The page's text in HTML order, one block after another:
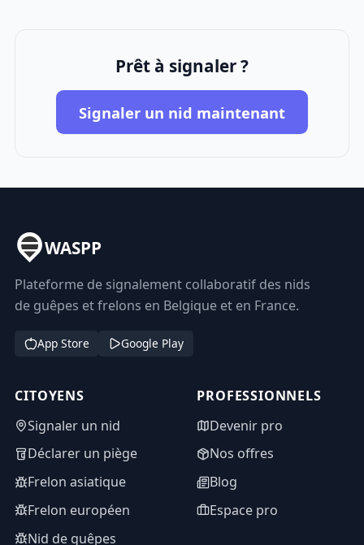
Prêt à signaler ?
Signaler un nid maintenant
WASPP
Plateforme de signalement collaboratif des nids
de guêpes et frelons en Belgique et en France.
App Store Google Play
CITOYENS
Signaler un nid
Déclarer un piège
Frelon asiatique
Frelon européen
Nid de guêpes
PROFESSIONNELS
Devenir pro
Nos offres
Blog
Espace pro